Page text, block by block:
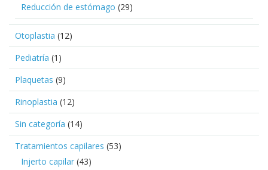
Reducción de estómago (29)
Otoplastia (12)
Pediatría (1)
Plaquetas (9)
Rinoplastia (12)
Sin categoría (14)
Tratamientos capilares (53)
Injerto capilar (43)